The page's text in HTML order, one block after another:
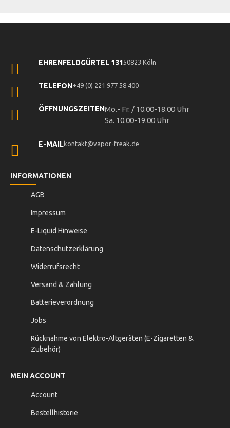
EHRENFELDGÜRTEL 13150823 Köln
TELEFON+49 (0) 221 977 58 400
ÖFFNUNGSZEITENMo.- Fr. / 10.00-18.00 Uhr
Sa. 10.00-19.00 Uhr
E-MAILkontakt@vapor-freak.de
INFORMATIONEN
AGB
Impressum
E-Liquid Hinweise
Datenschutzerklärung
Widerrufsrecht
Versand & Zahlung
Batterieverordnung
Jobs
Rücknahme von Elektro-Altgeräten (E-Zigaretten &
Zubehör)
MEIN ACCOUNT
Account
Bestellhistorie